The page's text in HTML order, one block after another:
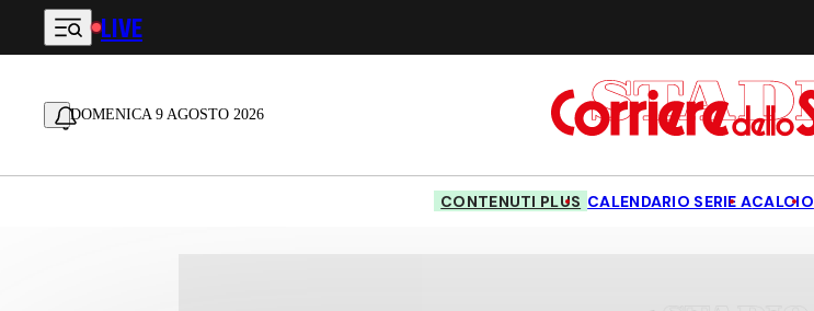
Vai al contenuto principale
LIVE
DOMENICA 9 AGOSTO 2026
CONTENUTI PLUS CALENDARIO SERIE ACALCIO